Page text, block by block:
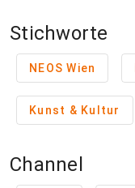
Stichworte
NEOS Wien
Kunst & Kultur
Channel